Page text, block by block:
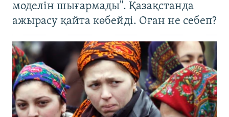
моделін шығармады". Қазақстанда
ажырасу қайта көбейді. Оған не себеп?